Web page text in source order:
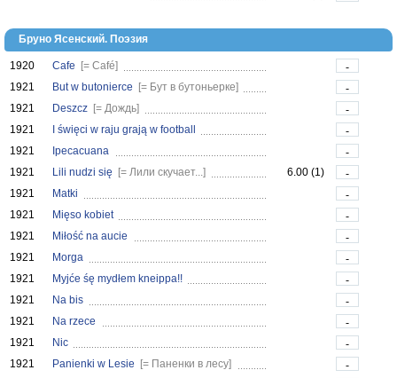
Бруно Ясенский. Поэзия
1920 Cafe [= Café]
-
1921
But w butonierce [= Бут в бутоньерке]
-
1921
Deszcz [= Дождь]
-
1921
I święci w raju grają w football
-
1921
Ipecacuana
-
1921
Lili nuǳi się [= Лили скучает...] 6.00 (1)
-
1921
Matki
-
1921
Mięso kobiet
-
1921
Miłość na aucie
-
1921
Morga
-
1921
Myjće śę mydłem kneippa!!
-
1921
Na bis
-
1921
Na rzece
-
1921
Nic
-
1921
Panienki w Lesie [= Паненки в лесу]
-